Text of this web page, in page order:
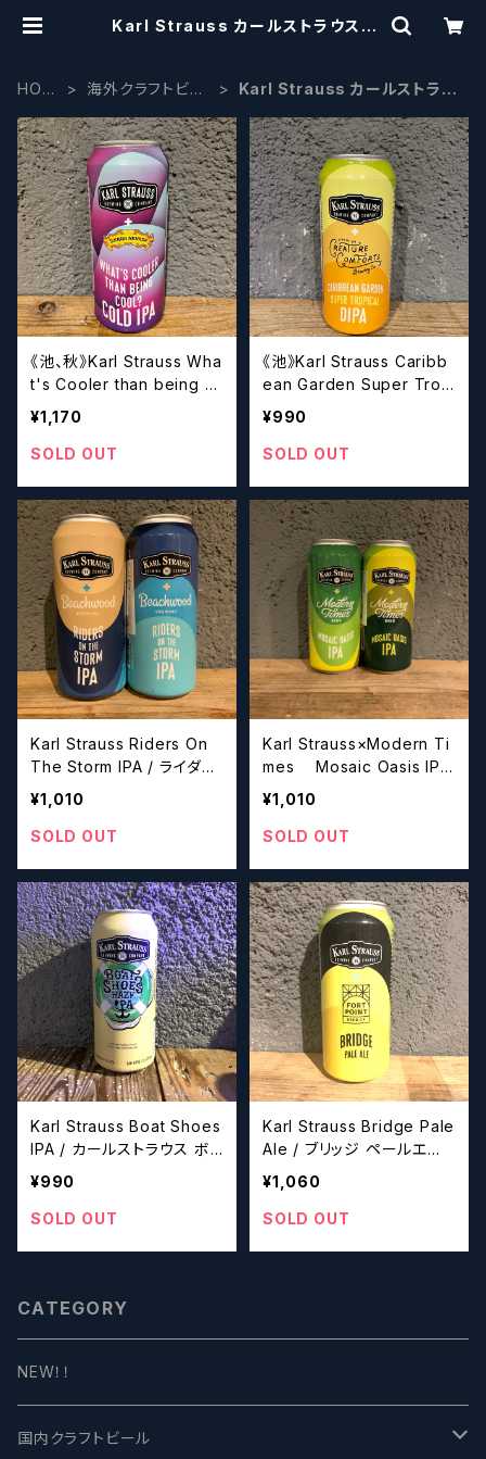
Karl Strauss カールストラウス |
HOM
海外クラフトビー
Karl Strauss カールストラウ
《池、秋》Karl Strauss Wha
t's Cooler than being C
ool? / ワッツ クーラー ダン
ビーイング クール？ 【クラフ
トビールシザーズ】
¥1,170
SOLD OUT
《池》Karl Strauss Caribb
ean Garden Super Trop
ical DIPA / カールストラウ
パー トロピカル ダブルIPA
¥990
SOLD OUT
Karl Strauss Riders On
The Storm IPA / ライダー
ズ オンザ ストーム IPA【ク
ラフトビールシザーズ】
¥1,010
SOLD OUT
Karl Strauss×Modern Ti
mes Mosaic Oasis IPA
/ モザイク オアシスIPA【ク
ラフトビールシザーズ】
¥1,010
SOLD OUT
Karl Strauss Boat Shoes
IPA / カールストラウス ボ
ート シューズ ヘイジー ア
シザーズ】
¥990
SOLD OUT
Karl Strauss Bridge Pale
Ale / ブリッジ ペールエー
ル【クラフトビールシザー
ズ】
¥1,060
SOLD OUT
CATEGORY
NEW！！
国内クラフトビール